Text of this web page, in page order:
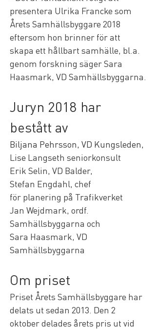
presentera Ulrika Francke som
Årets Samhällsbyggare 2018
eftersom hon brinner för att
skapa ett hållbart samhälle, bl.a.
genom forskning säger Sara
Haasmark, VD Samhällsbyggarna.
Juryn 2018 har
bestått av
Biljana Pehrsson, VD Kungsleden,
Lise Langseth seniorkonsult
Erik Selin, VD Balder,
Stefan Engdahl, chef
för planering på Trafikverket
Jan Wejdmark, ordf.
Samhällsbyggarna och
Sara Haasmark, VD
Samhällsbyggarna
Om priset
Priset Årets Samhällsbyggare har
delats ut sedan 2013. Den 2
oktober delades årets pris ut vid